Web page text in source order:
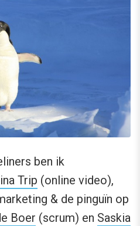
ben ik
Trip (online video),
& de pinguïn op
Boer (scrum) en Saskia